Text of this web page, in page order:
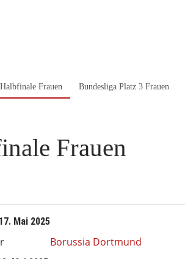
Frauen Bundesliga Platz 3 Frauen
Frauen
Mai 2025
Borussia Dortmund